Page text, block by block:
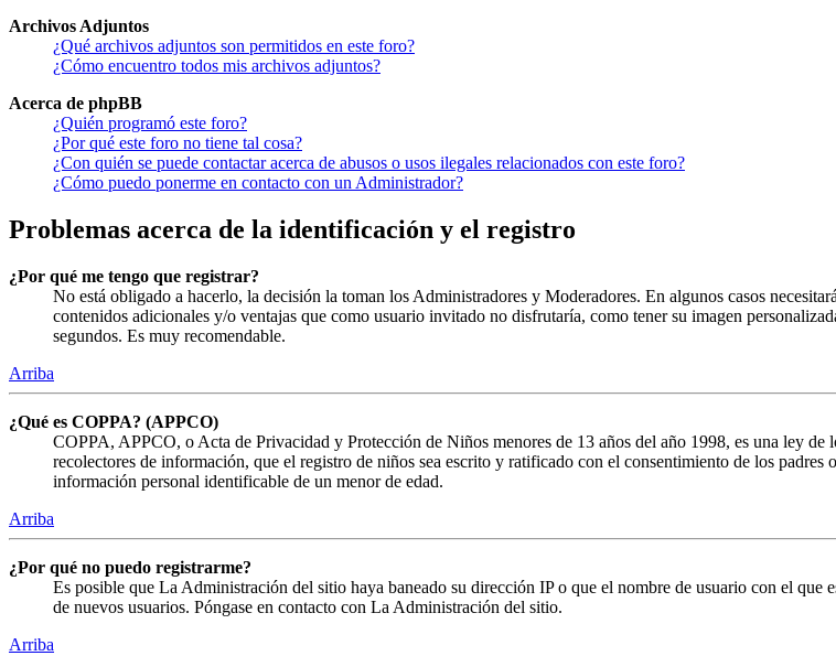
Archivos Adjuntos
¿Qué archivos adjuntos son permitidos en este foro?
¿Cómo encuentro todos mis archivos adjuntos?
Acerca de phpBB
¿Quién programó este foro?
¿Por qué este foro no tiene tal cosa?
¿Con quién se puede contactar acerca de abusos o usos ilegales relacionados con este foro?
¿Cómo puedo ponerme en contacto con un Administrador?
Problemas acerca de la identificación y el registro
¿Por qué me tengo que registrar?
No está obligado a hacerlo, la decisión la toman los Administradores y Moderadores. En algunos casos
contenidos adicionales y/o ventajas que como usuario invitado no disfrutaría, como tener su imagen
segundos. Es muy recomendable.
Arriba
¿Qué es COPPA? (APPCO)
COPPA, APPCO, o Acta de Privacidad y Protección de Niños menores de 13 años del año 1998, es una ley
recolectores de información, que el registro de niños sea escrito y ratificado con el consentimiento de los
información personal identificable de un menor de edad.
Arriba
¿Por qué no puedo registrarme?
Es posible que La Administración del sitio haya baneado su dirección IP o que el nombre de usuario con el que
de nuevos usuarios. Póngase en contacto con La Administración del sitio.
Arriba